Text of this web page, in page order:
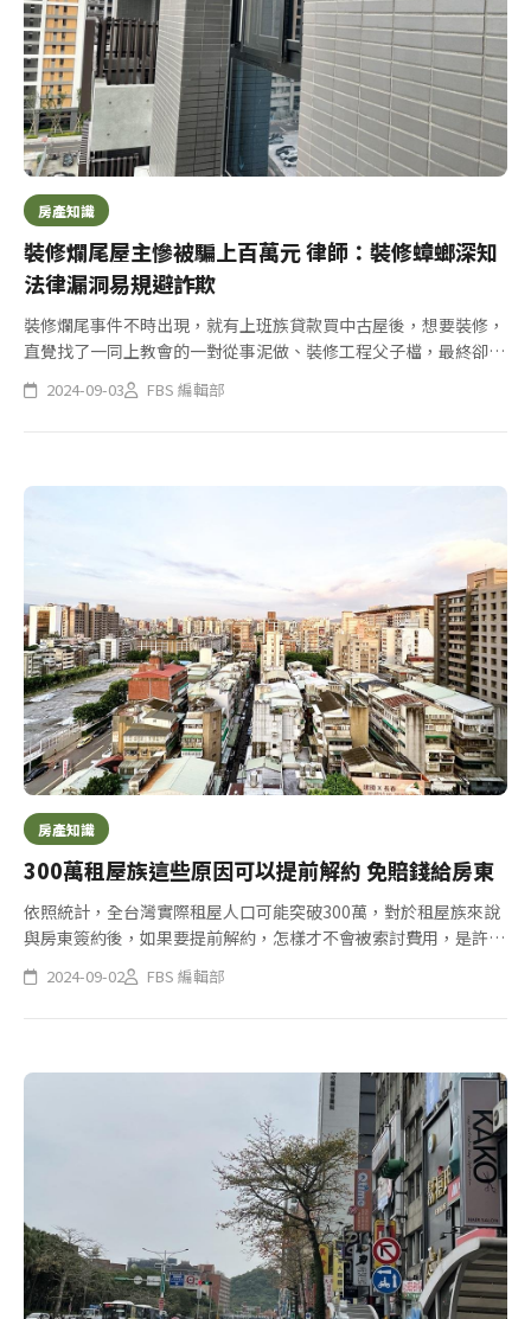
房產知識
裝修爛尾屋主慘被騙上百萬元 律師：裝修蟑螂深知
法律漏洞易規避詐欺
裝修爛尾事件不時出現，就有上班族貸款買中古屋後，想要裝修，
直覺找了一同上教會的一對從事泥做、裝修工程父子檔，最終卻被
不斷以缺工等理由藉故拖延，最終搞失蹤留下工程爛尾，而施工金
額更是高達350萬元。
2024-09-03 FBS 編輯部
房產知識
300萬租屋族這些原因可以提前解約 免賠錢給房東
依照統計，全台灣實際租屋人口可能突破300萬，對於租屋族來說
與房東簽約後，如果要提前解約，怎樣才不會被索討費用，是許多
人關注焦點；依據法令規定，租屋的人如果因疾病、意外產生有長
期療養之需要，或修繕之必要但房東不修理等，可免付房東任何
2024-09-02 FBS 編輯部